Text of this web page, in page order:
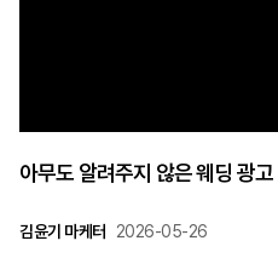
아무도 알려주지 않은 웨딩 광
김윤기 마케터 2026-05-26